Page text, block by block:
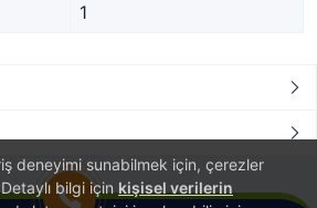
deneyimi sunabilmek için, çerezler
bilgi için kişisel verilerin
1